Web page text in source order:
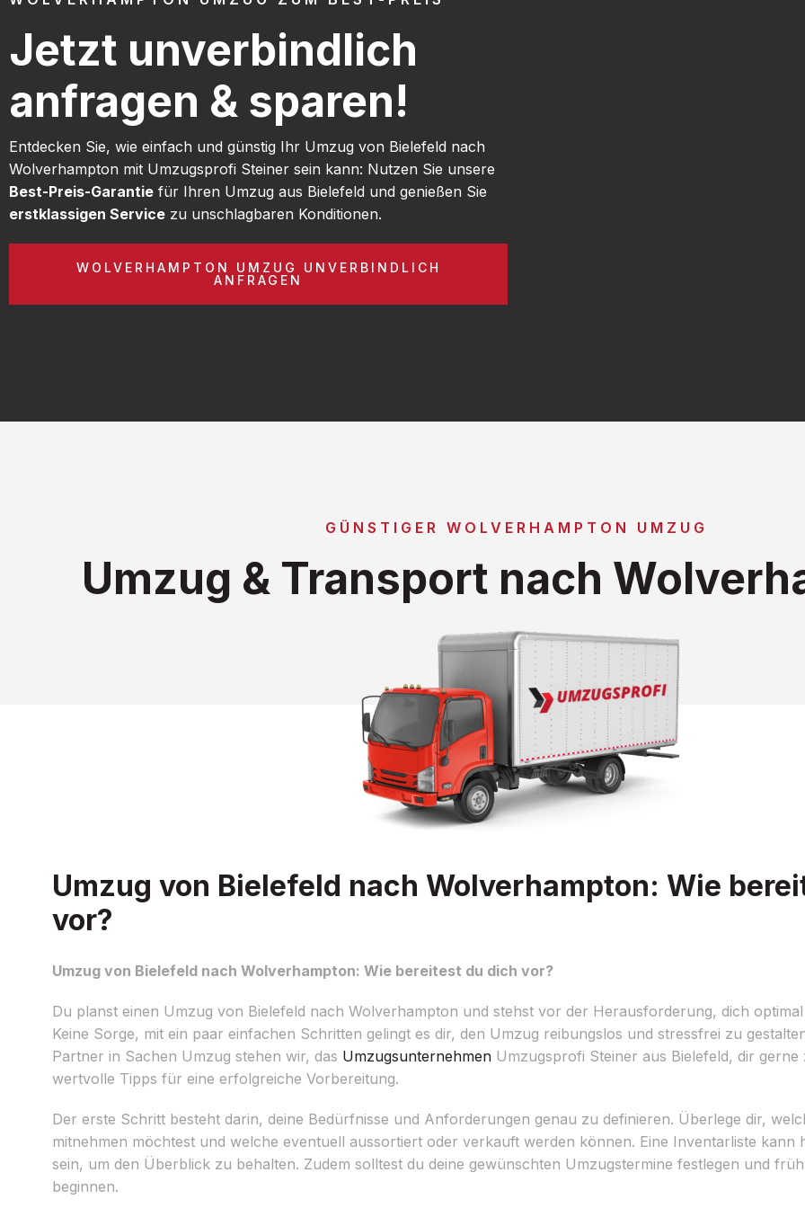
Jetzt unverbindlich
anfragen & sparen!
Entdecken Sie, wie einfach und günstig Ihr Umzug von Bielefeld nach
Wolverhampton mit Umzugsprofi Steiner sein kann: Nutzen Sie unsere
Best-Preis-Garantie für Ihren Umzug aus Bielefeld und genießen Sie
erstklassigen Service zu unschlagbaren Konditionen.
WOLVERHAMPTON UMZUG UNVERBINDLICH
ANFRAGEN
GÜNSTIGER WOLVERHAMPTON UMZUG
Umzug & Transport nach
Umzug von Bielefeld nach Wolverhampton: Wie
vor?
Umzug von Bielefeld nach Wolverhampton: Wie bereitest du dich vor?
Du planst einen Umzug von Bielefeld nach Wolverhampton und stehst vor der Herausforderung, dich
Keine Sorge, mit ein paar einfachen Schritten gelingt es dir, den Umzug reibungslos und stressfrei zu
Partner in Sachen Umzug stehen wir, das Umzugsunternehmen Umzugsprofi Steiner aus Bielefeld, dir
wertvolle Tipps für eine erfolgreiche Vorbereitung.
Der erste Schritt besteht darin, deine Bedürfnisse und Anforderungen genau zu definieren. Überlege dir,
mitnehmen möchtest und welche eventuell aussortiert oder verkauft werden können. Eine Inventarliste kann
sein, um den Überblick zu behalten. Zudem solltest du deine gewünschten Umzugstermine festlegen und
beginnen.